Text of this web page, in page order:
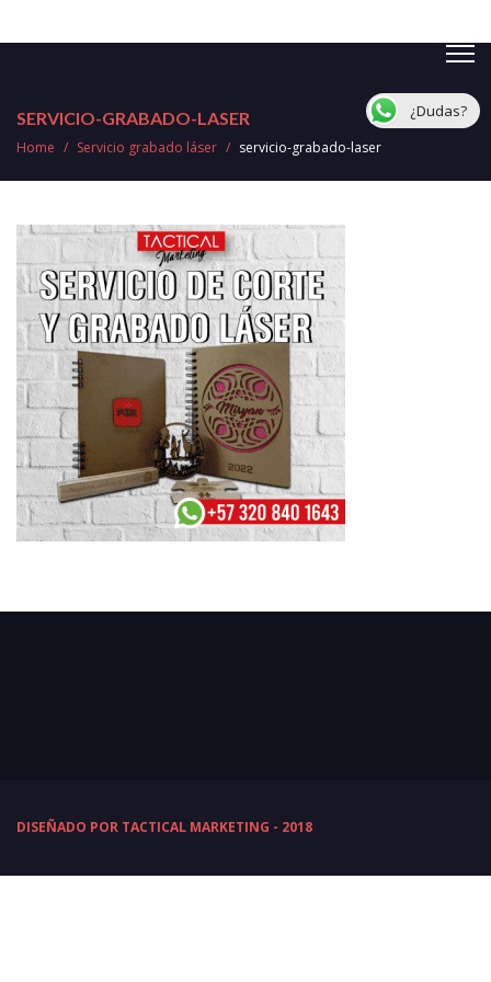
SERVICIO-GRABADO-LASER
Home / Servicio grabado láser / servicio-grabado-laser
DISEÑADO POR TACTICAL MARKETING - 2018
¿Dudas?